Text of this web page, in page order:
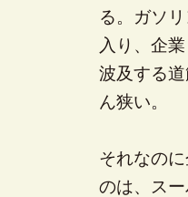
る。ガソ
入り、企
波及する
ん狭い。
それなの
のは、ス